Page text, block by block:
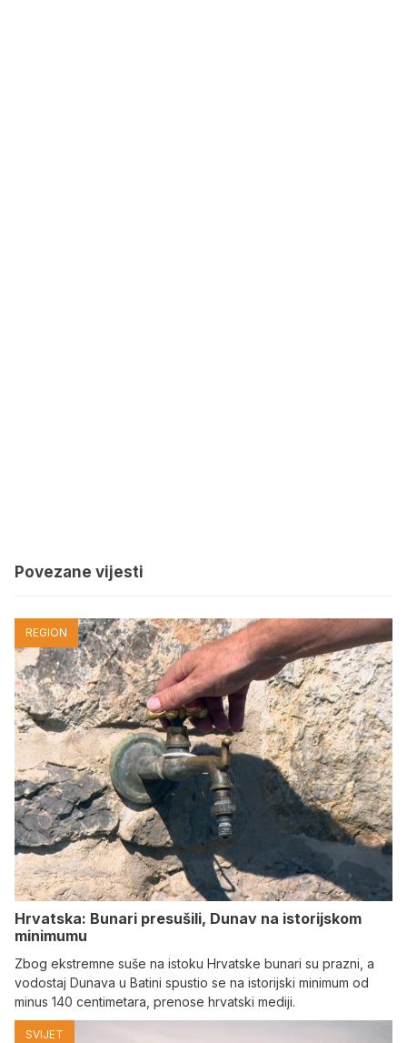
Povezane vijesti
REGION
Hrvatska: Bunari presušili, Dunav na istorijskom
minimumu
Zbog ekstremne suše na istoku Hrvatske bunari su prazni, a
vodostaj Dunava u Batini spustio se na istorijski minimum od
minus 140 centimetara, prenose hrvatski mediji.
SVIJET